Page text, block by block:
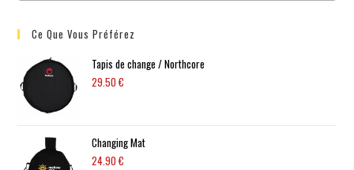
Ce Que Vous Préférez
Tapis de change / Northcore
29.50€
Changing Mat
24.90€